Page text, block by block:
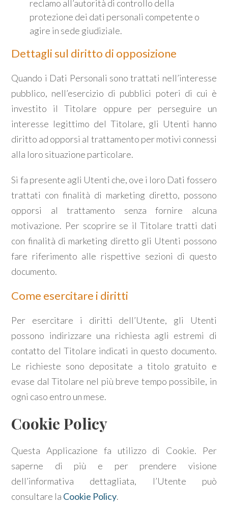
reclamo all’autorità di controllo della
protezione dei dati personali competente o
agire in sede giudiziale.
Dettagli sul diritto di opposizione
Quando i Dati Personali sono trattati nell’interesse
pubblico, nell’esercizio di pubblici poteri di cui è
investito il Titolare oppure per perseguire un
interesse legittimo del Titolare, gli Utenti hanno
diritto ad opporsi al trattamento per motivi connessi
alla loro situazione particolare.
Si fa presente agli Utenti che, ove i loro Dati fossero
trattati con finalità di marketing diretto, possono
opporsi al trattamento senza fornire alcuna
motivazione. Per scoprire se il Titolare tratti dati
con finalità di marketing diretto gli Utenti possono
fare riferimento alle rispettive sezioni di questo
documento.
Come esercitare i diritti
Per esercitare i diritti dell’Utente, gli Utenti
possono indirizzare una richiesta agli estremi di
contatto del Titolare indicati in questo documento.
Le richieste sono depositate a titolo gratuito e
evase dal Titolare nel più breve tempo possibile, in
ogni caso entro un mese.
Cookie Policy
Questa Applicazione fa utilizzo di Cookie. Per
saperne di più e per prendere visione
dell’informativa dettagliata, l’Utente può
consultare la Cookie Policy.